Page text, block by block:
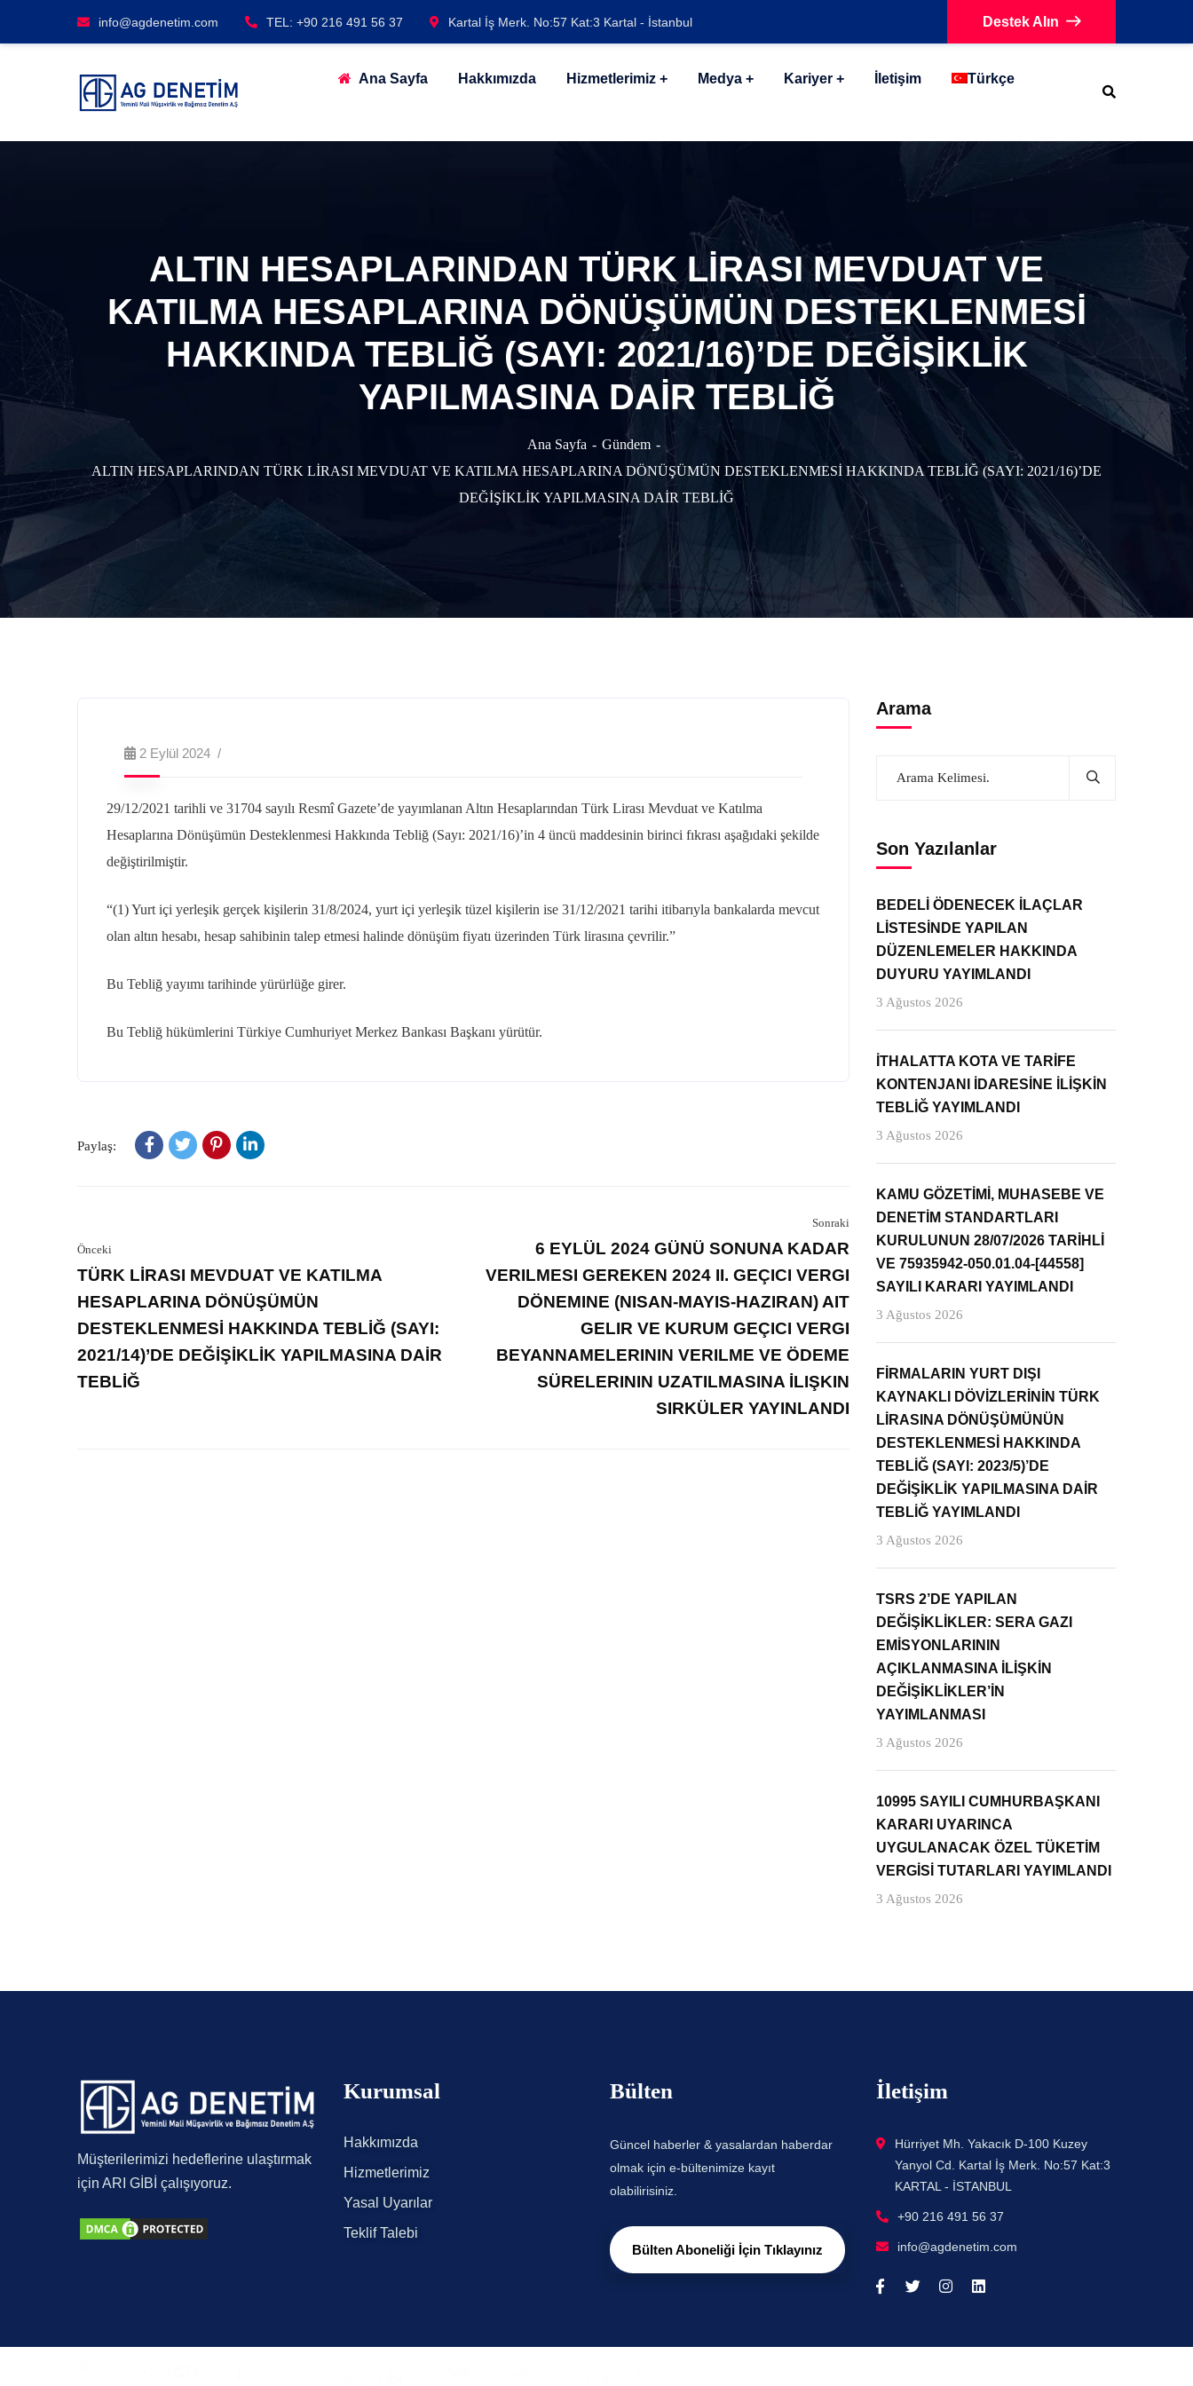
info@agdenetim.com TEL: +90 216 491 56 37 Kartal İş Merk. No:57 Kat:3 Kartal - İstanbul Destek Alın
Ana Sayfa Hakkımızda Hizmetlerimiz Medya Kariyer İletişim Türkçe
ALTIN HESAPLARINDAN TÜRK LİRASI MEVDUAT VE
KATILMA HESAPLARINA DÖNÜŞÜMÜN DESTEKLENMESİ
HAKKINDA TEBLİĞ (SAYI: 2021/16)’DE DEĞİŞİKLİK
YAPILMASINA DAİR TEBLİĞ
Ana Sayfa
Gündem
ALTIN HESAPLARINDAN TÜRK LİRASI MEVDUAT VE KATILMA HESAPLARINA DÖNÜŞÜMÜN DESTEKLENMESİ HAKKINDA TEBLİĞ (SAYI: 2021/16)’DE
DEĞİŞİKLİK YAPILMASINA DAİR TEBLİĞ
2 Eylül 2024
29/12/2021 tarihli ve 31704 sayılı Resmî Gazete’de yayımlanan Altın Hesaplarından Türk Lirası Mevduat ve Katılma
Hesaplarına Dönüşümün Desteklenmesi Hakkında Tebliğ (Sayı: 2021/16)’in 4 üncü maddesinin birinci fıkrası aşağıdaki şekilde
değiştirilmiştir.
“(1) Yurt içi yerleşik gerçek kişilerin 31/8/2024, yurt içi yerleşik tüzel kişilerin ise 31/12/2021 tarihi itibarıyla bankalarda mevcut
olan altın hesabı, hesap sahibinin talep etmesi halinde dönüşüm fiyatı üzerinden Türk lirasına çevrilir.”
Bu Tebliğ yayımı tarihinde yürürlüğe girer.
Bu Tebliğ hükümlerini Türkiye Cumhuriyet Merkez Bankası Başkanı yürütür.
Paylaş:
Önceki
TÜRK LİRASI MEVDUAT VE KATILMA
HESAPLARINA DÖNÜŞÜMÜN
DESTEKLENMESİ HAKKINDA TEBLİĞ (SAYI:
2021/14)’DE DEĞİŞİKLİK YAPILMASINA DAİR
TEBLİĞ
Sonraki
6 EYLÜL 2024 GÜNÜ SONUNA KADAR
VERILMESI GEREKEN 2024 II. GEÇICI VERGI
DÖNEMINE (NISAN-MAYIS-HAZIRAN) AIT
GELIR VE KURUM GEÇICI VERGI
BEYANNAMELERININ VERILME VE ÖDEME
SÜRELERININ UZATILMASINA İLIŞKIN
SIRKÜLER YAYINLANDI
Arama
Son Yazılanlar
BEDELİ ÖDENECEK İLAÇLAR
LİSTESİNDE YAPILAN
DÜZENLEMELER HAKKINDA
DUYURU YAYIMLANDI
3 Ağustos 2026
İTHALATTA KOTA VE TARİFE
KONTENJANI İDARESİNE İLİŞKİN
TEBLİĞ YAYIMLANDI
3 Ağustos 2026
KAMU GÖZETİMİ, MUHASEBE VE
DENETİM STANDARTLARI
KURULUNUN 28/07/2026 TARİHLİ
VE 75935942-050.01.04-[44558]
SAYILI KARARI YAYIMLANDI
3 Ağustos 2026
FİRMALARIN YURT DIŞI
KAYNAKLI DÖVİZLERİNİN TÜRK
LİRASINA DÖNÜŞÜMÜNÜN
DESTEKLENMESİ HAKKINDA
TEBLİĞ (SAYI: 2023/5)’DE
DEĞİŞİKLİK YAPILMASINA DAİR
TEBLİĞ YAYIMLANDI
3 Ağustos 2026
TSRS 2’DE YAPILAN
DEĞİŞİKLİKLER: SERA GAZI
EMİSYONLARININ
AÇIKLANMASINA İLİŞKİN
DEĞİŞİKLİKLER’İN
YAYIMLANMASI
3 Ağustos 2026
10995 SAYILI CUMHURBAŞKANI
KARARI UYARINCA
UYGULANACAK ÖZEL TÜKETİM
VERGİSİ TUTARLARI YAYIMLANDI
3 Ağustos 2026
Müşterilerimizi hedeflerine ulaştırmak
için ARI GİBİ çalışıyoruz.
Kurumsal
Hakkımızda
Hizmetlerimiz
Yasal Uyarılar
Teklif Talebi
Bülten
Güncel haberler & yasalardan haberdar
olmak için e-bültenimize kayıt
olabilirisiniz.
Bülten Aboneliği İçin Tıklayınız
İletişim
Hürriyet Mh. Yakacık D-100 Kuzey
Yanyol Cd. Kartal İş Merk. No:57 Kat:3
KARTAL - İSTANBUL
+90 216 491 56 37
info@agdenetim.com